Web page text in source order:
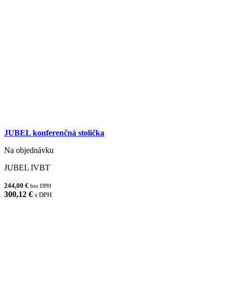
JUBEL konferenčná stolička
Na objednávku
JUBEL IVBT
244,00 € bez DPH
300,12 € s DPH